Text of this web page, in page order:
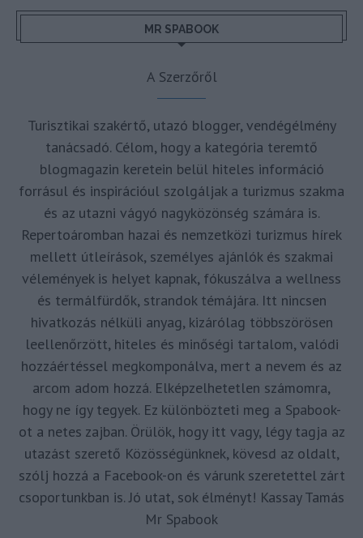
MR SPABOOK
A Szerzőről
Turisztikai szakértő, utazó blogger, vendégélmény
tanácsadó. Célom, hogy a kategória teremtő
blogmagazin keretein belül hiteles információ
forrásul és inspirációul szolgáljak a turizmus szakma
és az utazni vágyó nagyközönség számára is.
Repertoáromban hazai és nemzetközi turizmus hírek
mellett útleírások, személyes ajánlók és szakmai
vélemények is helyet kapnak, fókuszálva a wellness
és termálfürdők, strandok témájára. Itt nincsen
hivatkozás nélküli anyag, kizárólag többszörösen
leellenőrzött, hiteles és minőségi tartalom, valódi
hozzáértéssel megkomponálva, mert a nevem és az
arcom adom hozzá. Elképzelhetetlen számomra,
hogy ne így tegyek. Ez különbözteti meg a Spabook-
ot a netes zajban. Örülök, hogy itt vagy, légy tagja az
utazást szerető Közösségünknek, kövesd az oldalt,
szólj hozzá a Facebook-on és várunk szeretettel zárt
csoportunkban is. Jó utat, sok élményt! Kassay Tamás
Mr Spabook